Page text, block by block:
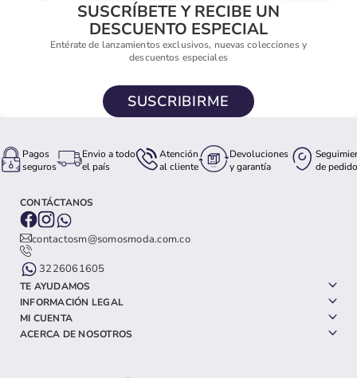
SUSCRÍBETE Y RECIBE UN
DESCUENTO ESPECIAL
Entérate de lanzamientos exclusivos, nuevas colecciones y
descuentos especiales
SUSCRIBIRME
Pagos
seguros
Envio a todo
el país
Atención
al cliente
Devoluciones
y garantía
de pedido
CONTÁCTANOS
contactosm@somosmoda.com.co
3226061605
TE AYUDAMOS
INFORMACIÓN LEGAL
MI CUENTA
ACERCA DE NOSOTROS